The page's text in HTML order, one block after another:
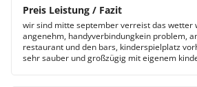
Preis Leistung / Fazit
wir sind mitte september verreist das wetter
angenehm, handyverbindungkein problem,
restaurant und den bars, kinderspielplatz
sehr sauber und großzügig mit eigenem